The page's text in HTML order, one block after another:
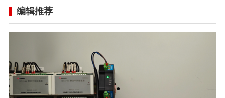
编辑推荐